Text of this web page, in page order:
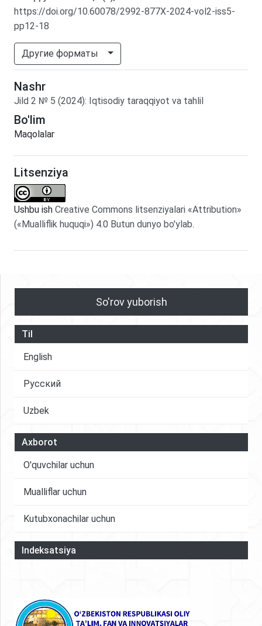
https://doi.org/10.60078/2992-877X-2024-vol2-iss5-
pp12-18
Другие форматы
Nashr
Jild 2 № 5 (2024): Iqtisodiy taraqqiyot va tahlil
Bo'lim
Maqolalar
Litsenziya
Ushbu ish Creative Commons litsenziyalari «Attribution»
(«Mualliflik huquqi») 4.0 Butun dunyo bo'ylab.
So'rov yuborish
Til
English
Русский
Uzbek
Axborot
O'quvchilar uchun
Mualliflar uchun
Kutubxonachilar uchun
Indeksatsiya